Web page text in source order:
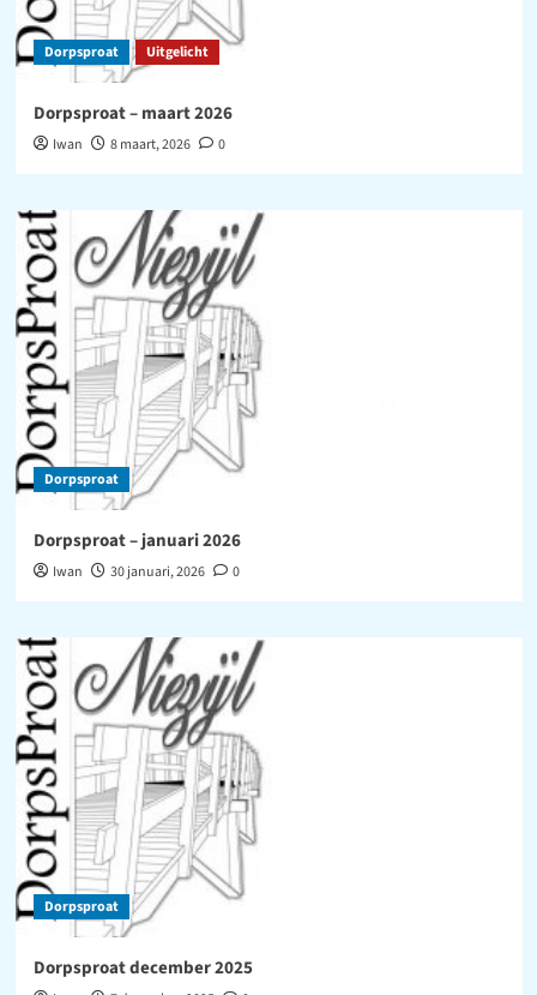
Dorpsproat Uitgelicht
Dorpsproat – maart 2026
Iwan 8 maart, 2026 0
Dorpsproat
Dorpsproat – januari 2026
Iwan 30 januari, 2026 0
Dorpsproat
Dorpsproat december 2025